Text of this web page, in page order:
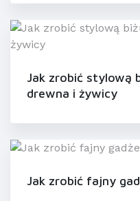
Jak zrobić stylową
drewna i żywicy
Jak zrobić fajny